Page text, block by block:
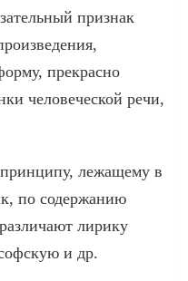
признак
прекрасно
человеческой речи,
лежащему в
по содержанию
лирику
и др.